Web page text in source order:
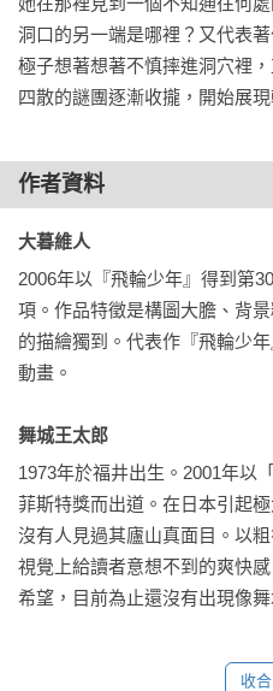
洞口的另一端是哪裡？又代表
極子想著想著不慎摔進洞穴裡
四散的謎團逐漸收攏，開始展
作者資料
大暮維人
2006年以『飛輪少年』得到第
項。作品特徵是構圖大膽、背
的描繪獨到。代表作『飛輪少
動畫。
舞城王太郎
1973年於福井出生。2001年以
菲斯特獎而出道。在日本引起
沒有人見過其廬山真面目。以
視覺上給讀者意想不到的爽快
希望，目前為止還沒有出現像
收合